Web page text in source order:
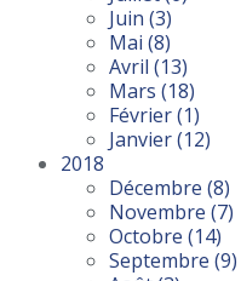
Juin (3)
Mai (8)
Avril (13)
Mars (18)
Février(1)
Janvier(12)
2018
Décembre (8)
Novembre (7)
Octobre (14)
Septembre (9)